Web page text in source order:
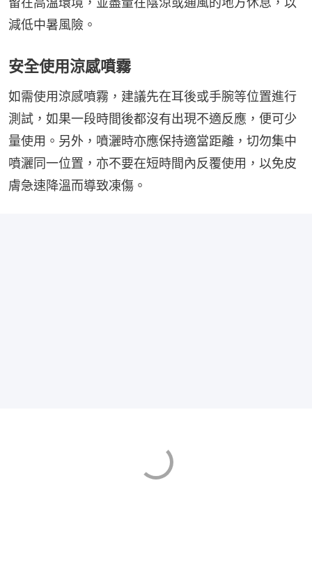
減低中暑風險。
安全使用涼感噴霧
如需使用涼感噴霧，建議先在耳後或手腕等位置進行
測試，如果一段時間後都沒有出現不適反應，便可少
量使用。另外，噴灑時亦應保持適當距離，切勿集中
噴灑同一位置，亦不要在短時間內反覆使用，以免皮
膚急速降溫而導致凍傷。